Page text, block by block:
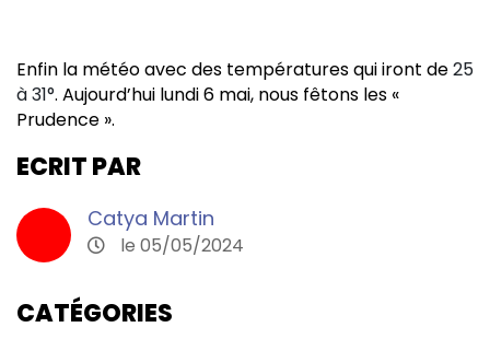
Enfin la météo avec des températures qui iront de25
à 31°. Aujourd’hui lundi 6 mai, nous fêtons les «
Prudence ».
ECRIT PAR
Catya Martin
le 05/05/2024
CATÉGORIES